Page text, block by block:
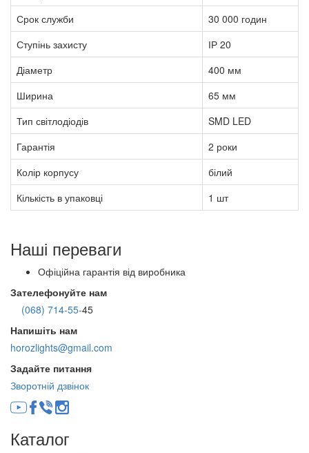
Срок служби
30 000 годин
Ступінь захисту
ІР 20
Діаметр
400 мм
Ширина
65 мм
Тип світлодіодів
SMD LED
Гарантія
2 роки
Колір корпусу
білий
Кількість в упаковці
1 шт
Наші переваги
Офіційна гарантія від виробника
Зателефонуйте нам
(068) 714-55-45
Напишіть нам
horozlights@gmail.com
Задайте питання
Зворотній дзвінок
Каталог